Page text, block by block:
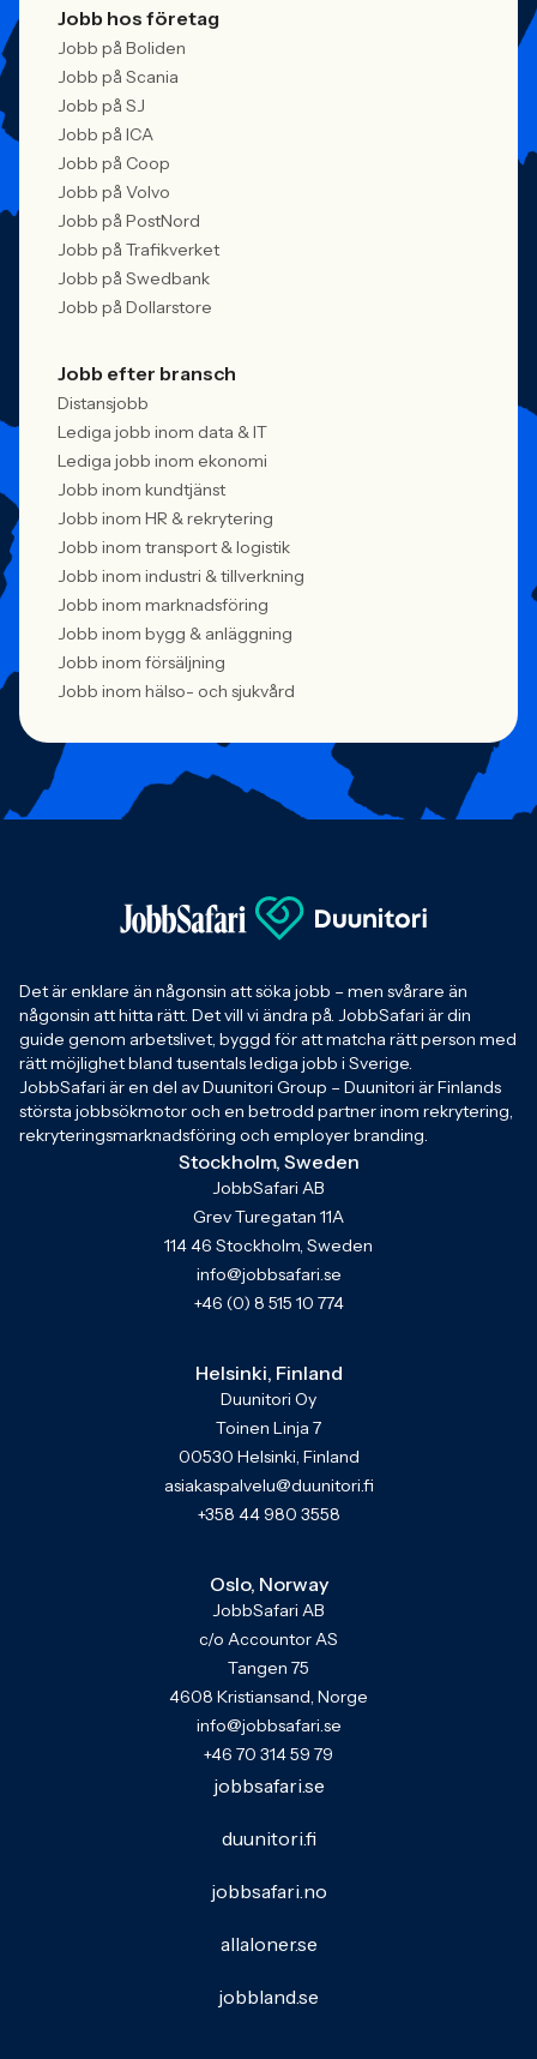
Jobb hos företag
Jobb på Boliden
Jobb på Scania
Jobb på SJ
Jobb på ICA
Jobb på Coop
Jobb på Volvo
Jobb på PostNord
Jobb på Trafikverket
Jobb på Swedbank
Jobb på Dollarstore
Jobb efter bransch
Distansjobb
Lediga jobb inom data & IT
Lediga jobb inom ekonomi
Jobb inom kundtjänst
Jobb inom HR & rekrytering
Jobb inom transport & logistik
Jobb inom industri & tillverkning
Jobb inom marknadsföring
Jobb inom bygg & anläggning
Jobb inom försäljning
Jobb inom hälso- och sjukvård
Det är enklare än någonsin att söka jobb – men svårare än
någonsin att hitta rätt. Det vill vi ändra på. JobbSafari är din
guide genom arbetslivet, byggd för att matcha rätt person med
rätt möjlighet bland tusentals lediga jobb i Sverige.
JobbSafari är en del av Duunitori Group – Duunitori är Finlands
största jobbsökmotor och en betrodd partner inom rekrytering,
rekryteringsmarknadsföring och employer branding.
Stockholm, Sweden
JobbSafari AB
Grev Turegatan 11A
114 46 Stockholm, Sweden
info@jobbsafari.se
+46 (0) 8 515 10 774
Helsinki, Finland
Duunitori Oy
Toinen Linja 7
00530 Helsinki, Finland
asiakaspalvelu@duunitori.fi
+358 44 980 3558
Oslo, Norway
JobbSafari AB
c/o Accountor AS
Tangen 75
4608 Kristiansand, Norge
info@jobbsafari.se
+46 70 314 59 79
jobbsafari.se
duunitori.fi
jobbsafari.no
allaloner.se
jobbland.se